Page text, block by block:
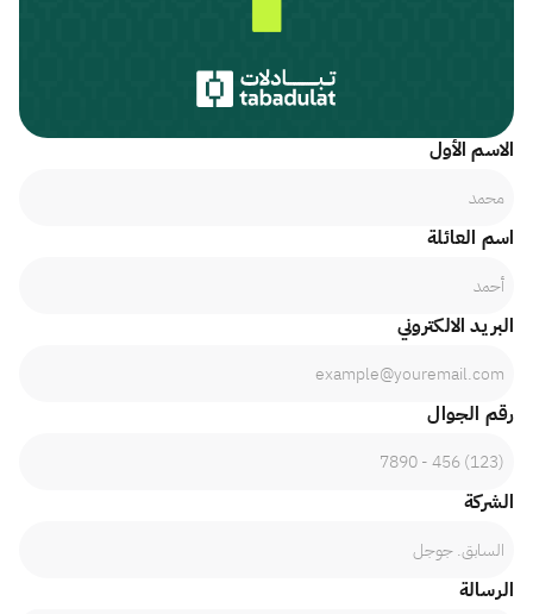
الاسم الأول
اسم العائلة
البريد الالكتروني
رقم الجوال
الشركة
الرسالة